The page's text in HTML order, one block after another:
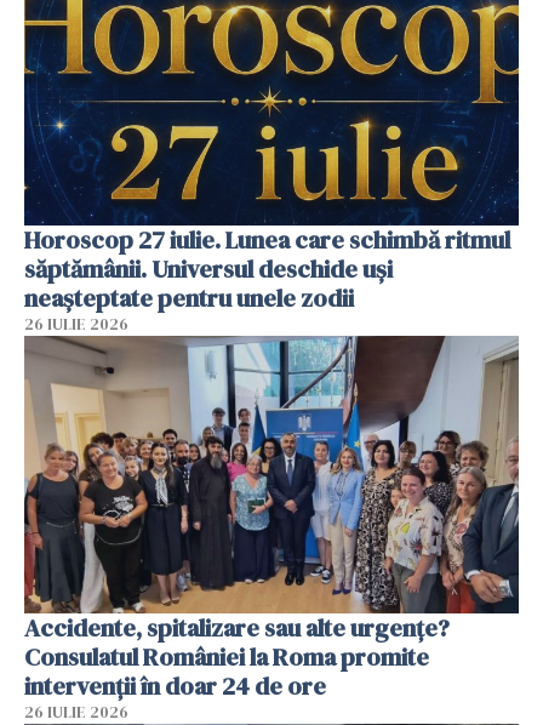
Horoscop 27 iulie. Lunea care schimbă ritmul
săptămânii. Universul deschide uși
neașteptate pentru unele zodii
26 IULIE 2026
Accidente, spitalizare sau alte urgențe?
Consulatul României la Roma promite
intervenții în doar 24 de ore
26 IULIE 2026